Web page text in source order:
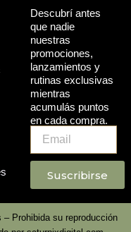
Descubrí antes
que nadie
nuestras
promociones,
lanzamientos y
rutinas exclusivas
mientras
acumulás puntos
en cada compra.
Email
Suscribirse
Prohibida su reproducción